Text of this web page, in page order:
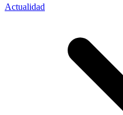
Actualidad